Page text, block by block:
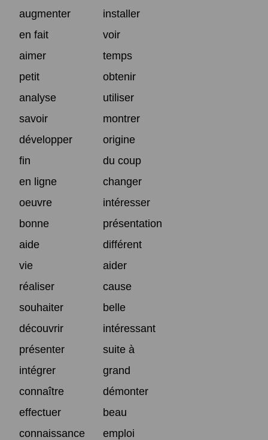
augmenter
installer
en fait
voir
aimer
temps
petit
obtenir
analyse
utiliser
savoir
montrer
développer
origine
fin
du coup
en ligne
changer
oeuvre
intéresser
bonne
présentation
aide
différent
vie
aider
réaliser
cause
souhaiter
belle
découvrir
intéressant
présenter
suite à
intégrer
grand
connaître
démonter
effectuer
beau
connaissance
emploi